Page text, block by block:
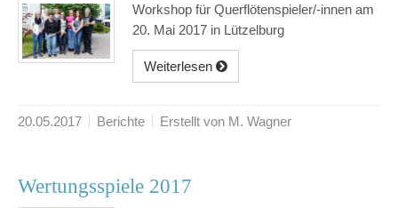
Workshop für Querflötenspieler/-innen am
20. Mai 2017 in Lützelburg
Weiterlesen
20.05.2017 Berichte Erstellt von M. Wagner
Wertungsspiele 2017